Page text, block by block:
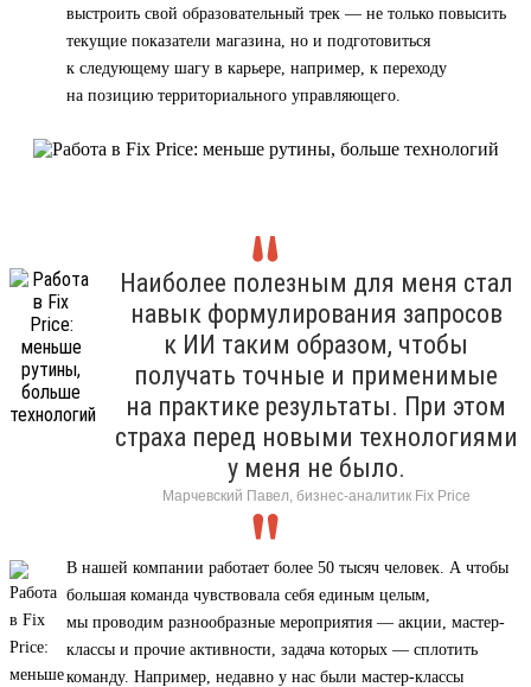
выстроить свой образовательный трек — не только повысить
текущие показатели магазина, но и подготовиться
к следующему шагу в карьере, например, к переходу
на позицию территориального управляющего.
Наиболее полезным для меня стал
навык формулирования запросов
к ИИ таким образом, чтобы
получать точные и применимые
на практике результаты. При этом
страха перед новыми технологиями
у меня не было.
Марчевский Павел, бизнес-аналитик Fix Price
В нашей компании работает более 50 тысяч человек. А чтобы
большая команда чувствовала себя единым целым,
мы проводим разнообразные мероприятия — акции, мастер-
классы и прочие активности, задача которых — сплотить
команду. Например, недавно у нас были мастер-классы